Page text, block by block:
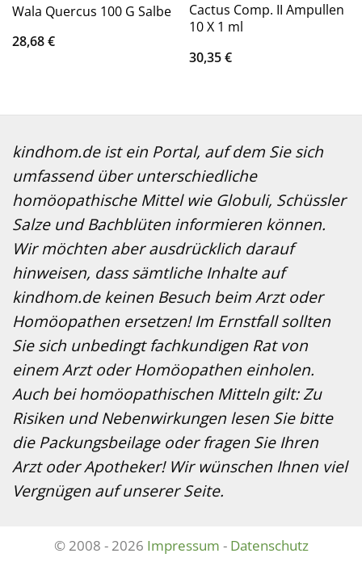
Wala Quercus 100 G Salbe
28,68€
Cactus Comp. II Ampullen
10 X 1 ml
30,35€
kindhom.de ist ein Portal, auf dem Sie sich
umfassend über unterschiedliche
homöopathische Mittel wie Globuli, Schüssler
Salze und Bachblüten informieren können.
Wir möchten aber ausdrücklich darauf
hinweisen, dass sämtliche Inhalte auf
kindhom.de keinen Besuch beim Arzt oder
Homöopathen ersetzen! Im Ernstfall sollten
Sie sich unbedingt fachkundigen Rat von
einem Arzt oder Homöopathen einholen.
Auch bei homöopathischen Mitteln gilt: Zu
Risiken und Nebenwirkungen lesen Sie bitte
die Packungsbeilage oder fragen Sie Ihren
Arzt oder Apotheker! Wir wünschen Ihnen viel
Vergnügen auf unserer Seite.
© 2008 - 2026 Impressum - Datenschutz